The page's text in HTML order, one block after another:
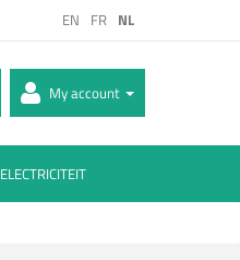
EN FR NL
My account
ELECTRICITEIT